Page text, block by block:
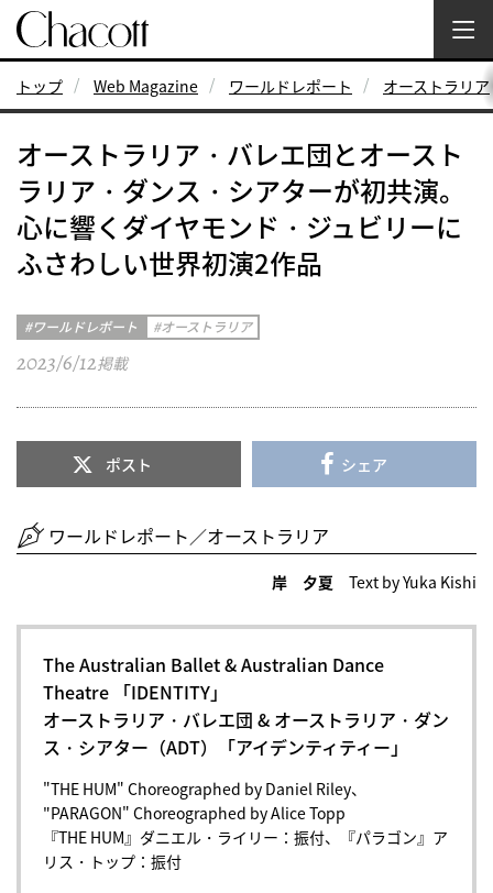
トップ Web Magazine ワールドレポート オーストラリア
オーストラリア・バレエ団とオースト
ラリア・ダンス・シアターが初共演。
心に響くダイヤモンド・ジュビリーに
ふさわしい世界初演2作品
ワールドレポート オーストラリア
2023/6/12掲載
ポスト シェア
ワールドレポート／オーストラリア
岸 夕夏 Text by Yuka Kishi
The Australian Ballet & Australian Dance
Theatre 「IDENTITY」
オーストラリア・バレエ団 & オーストラリア・ダン
ス・シアター（ADT）「アイデンティティー」
"THE HUM" Choreographed by Daniel Riley、
"PARAGON" Choreographed by Alice Topp
『THE HUM』ダニエル・ライリー：振付、『パラゴン』ア
リス・トップ：振付